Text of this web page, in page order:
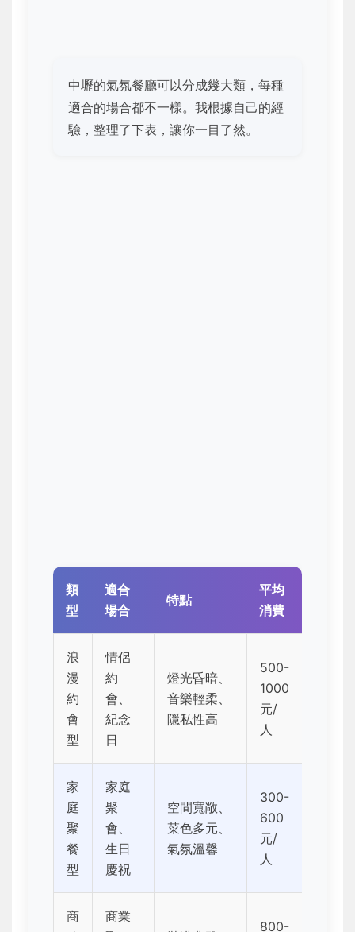
中壢的氣氛餐廳可以分成幾大類，每種
適合的場合都不一樣。我根據自己的經
驗，整理了下表，讓你一目了然。
類
型
適合
場合
特點
平均
消費
浪
漫
約
會
型
情侶
約
會、
紀念
日
燈光昏暗、
音樂輕柔、
隱私性高
500-
1000
元/
人
家
庭
聚
餐
型
家庭
聚
會、
生日
慶祝
空間寬敞、
菜色多元、
氣氛溫馨
300-
600
元/
人
商
商業
800-